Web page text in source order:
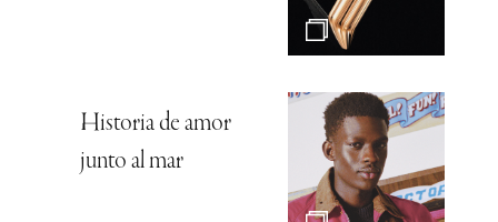
Historia de amor
junto al mar